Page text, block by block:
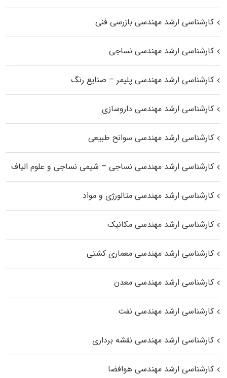
کارشناسی ارشد مهندسی بازرسی فنی
کارشناسی ارشد مهندسی نساجی
کارشناسی ارشد مهندسی پلیمر – صنایع رنگ
کارشناسی ارشد مهندسی داروسازی
کارشناسی ارشد مهندسی سوانح طبیعی
کارشناسی ارشد مهندسی نساجی – شیمی نساجی و علوم الیاف
کارشناسی ارشد مهندسی متالورژی و مواد
کارشناسی ارشد مهندسی مکانیک
کارشناسی ارشد مهندسی معماری کشتی
کارشناسی ارشد مهندسی معدن
کارشناسی ارشد مهندسی نفت
کارشناسی ارشد مهندسی نقشه برداری
کارشناسی ارشد مهندسی هوافضا